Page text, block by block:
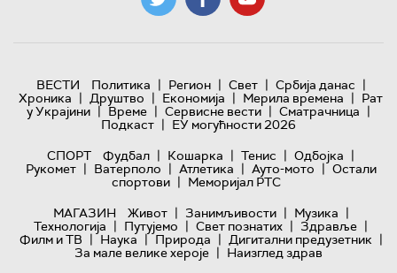
ВЕСТИ Политика | Регион | Свет | Србија данас |
Хроника | Друштво | Економија | Мерила времена | Рат
у Украјини | Време | Сервисне вести | Сматрачница |
Подкаст | ЕУ могућности 2026
СПОРТ
Фудбал | Кошарка | Тенис | Одбојка |
Рукомет | Ватерполо | Атлетика | Ауто-мото | Остали
спортови | Меморијал РТС
МАГАЗИН
Живот | Занимљивости | Музика |
Технологијa | Путујемо | Свет познатих | Здравље |
Филм и ТВ | Наука | Природа | Дигитални предузетник |
За мале велике хероје | Наизглед здрав